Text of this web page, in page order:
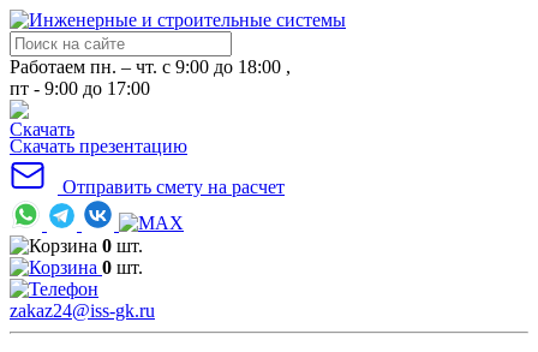
Работаем пн. – чт. с 9:00 до 18:00 ,
пт - 9:00 до 17:00
Скачать презентацию
Отправить смету на расчет
0 шт.
0 шт.
zakaz24@iss-gk.ru